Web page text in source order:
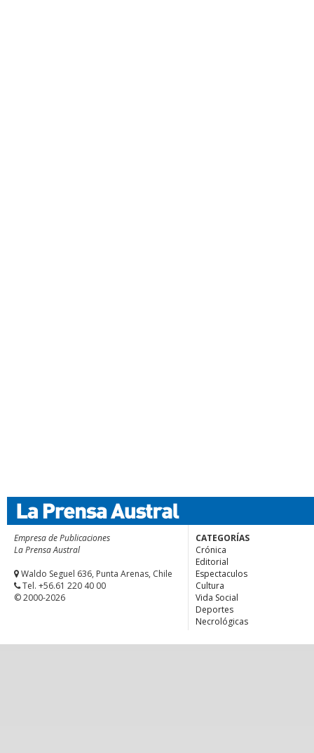
Empresa de Publicaciones
La Prensa Austral
Waldo Seguel 636, Punta Arenas, Chile
Tel. +56.61 220 40 00
© 2000-2026
CATEGORÍAS
Crónica
Editorial
Espectaculos
Cultura
Vida Social
Deportes
Necrológicas